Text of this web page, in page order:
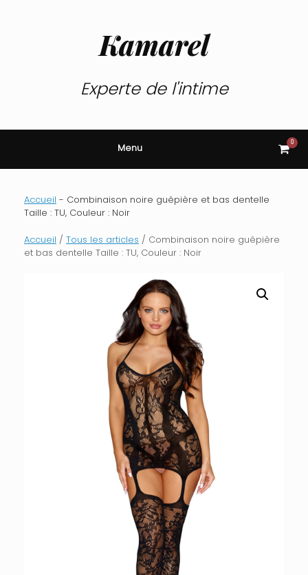
Kamarel
Experte de l'intime
Menu View
cart
0
Accueil - Combinaison noire guêpière et bas dentelle
Taille : TU, Couleur : Noir
Accueil / Tous les articles / Combinaison noire guêpière
et bas dentelle Taille : TU, Couleur : Noir